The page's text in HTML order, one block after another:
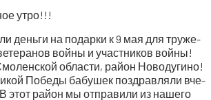
утро!!!
день­ги на подар­ки к 9 мая для тру­же­
вой­ны и участ­ни­ков войны!
обла­сти, рай­он Новодугино!
Побе­ды бабу­шек поздрав­ля­ли вче­
этот рай­он мы отпра­ви­ли из наше­го